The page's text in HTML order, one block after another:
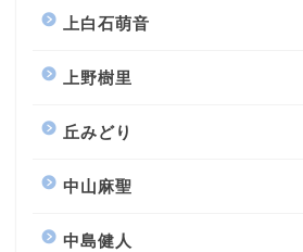
上白石萌音
上野樹里
丘みどり
中山麻聖
中島健人